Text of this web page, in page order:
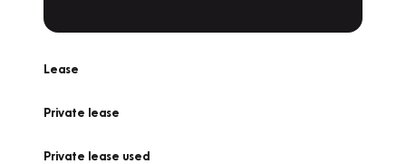
Lease
Private lease
Private lease used